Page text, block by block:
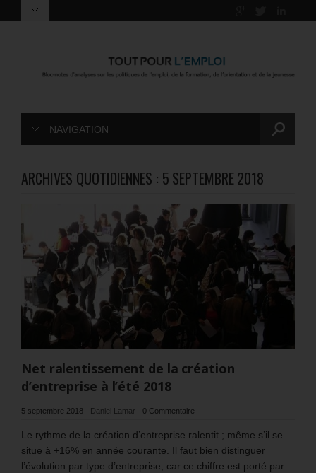
NAVIGATION
ARCHIVES QUOTIDIENNES : 5 SEPTEMBRE 2018
Net ralentissement de la création
d’entreprise à l’été 2018
5 septembre 2018 - Daniel Lamar - 0 Commentaire
Le rythme de la création d’entreprise ralentit ; même s’il se
situe à +16% en année courante. Il faut bien distinguer
l’évolution par type d’entreprise, car ce chiffre est porté par